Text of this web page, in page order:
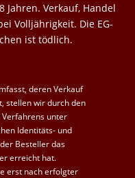
Jahren. Verkauf, Handel
Volljährigkeit. Die EG-
ist tödlich.
deren Verkauf
stellen wir durch den
Verfahrens unter
Identitäts- und
Besteller das
erreicht hat.
erst nach erfolgter